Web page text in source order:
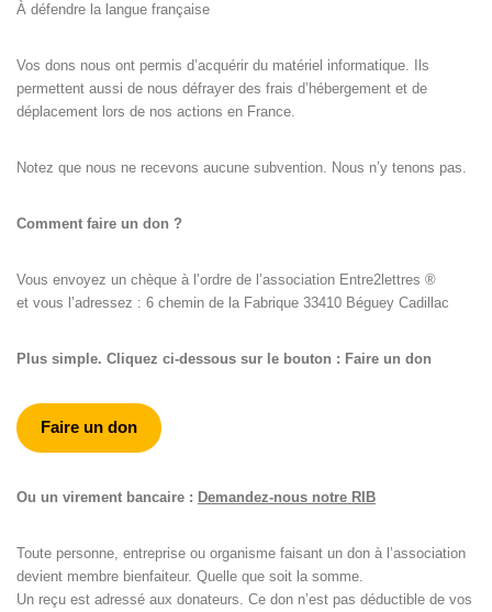
À défendre la langue française
Vos dons nous ont permis d’acquérir du matériel informatique. Ils
permettent aussi de nous défrayer des frais d’hébergement et de
déplacement lors de nos actions en France.
Notez que nous ne recevons aucune subvention. Nous n’y tenons pas.
Comment faire un don ?
Vous envoyez un chèque à l’ordre de l’association Entre2lettres ®
et vous l’adressez : 6 chemin de la Fabrique 33410 Béguey Cadillac
Plus simple. Cliquez ci-dessous sur le bouton : Faire un don
Faire un don
Ou un virement bancaire : Demandez-nous notre RIB
Toute personne, entreprise ou organisme faisant un don à l’association
devient membre bienfaiteur. Quelle que soit la somme.
Un reçu est adressé aux donateurs. Ce don n’est pas déductible de vos